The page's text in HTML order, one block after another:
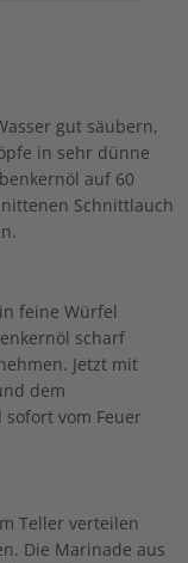
gut säubern,
in sehr dünne
auf 60
Schnittlauch
feine Würfel
scharf
Jetzt mit
dem
vom Feuer
Teller verteilen
Die Marinade aus